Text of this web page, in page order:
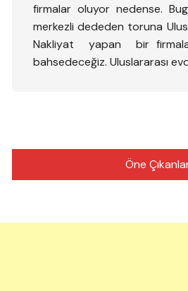
firmalar oluyor nedense.
merkezli dededen toruna
Nakliyat yapan bir
bahsedeceğiz. Uluslararası
Öne